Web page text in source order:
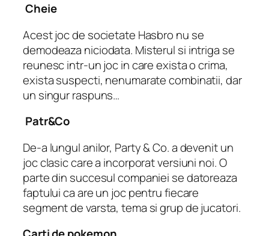
Cheie
Acest joc de societate Hasbro nu se
demodeaza niciodata. Misterul si intriga se
reunesc intr-un joc in care exista o crima,
exista suspecti, nenumarate combinatii, dar
un singur raspuns…
Patr&Co
De-a lungul anilor, Party & Co. a devenit un
joc clasic care a incorporat versiuni noi. O
parte din succesul companiei se datoreaza
faptului ca are un joc pentru fiecare
segment de varsta, tema si grup de jucatori.